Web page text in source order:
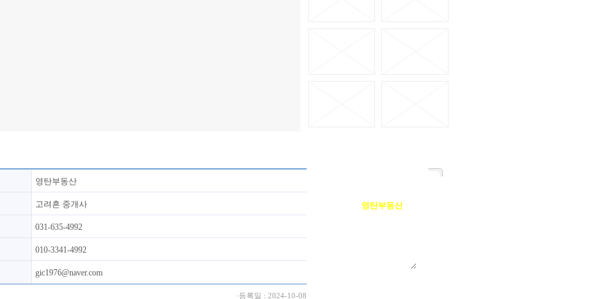
영탄부동산
고려흔 중개사
031-635-4992
010-3341-4992
gic1976@naver.com
·등록일 : 2024-10-08
영탄부동산